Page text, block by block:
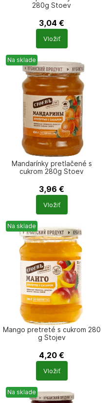
280g Stoev
3,04 €
Počet
produktů
Vložiť
Na sklade
Mandarínky pretlačené s
cukrom 280g Stoev
3,96 €
Počet
produktů
Vložiť
Na sklade
Mango pretreté s cukrom 280
g Stojev
4,20 €
Počet
produktů
Vložiť
Na sklade